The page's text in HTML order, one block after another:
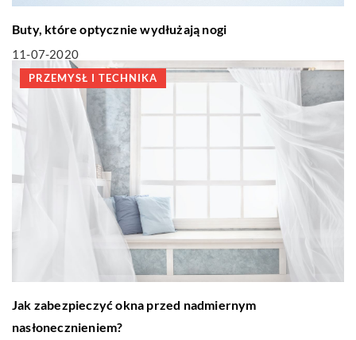
Buty, które optycznie wydłużają nogi
11-07-2020
PRZEMYSŁ I TECHNIKA
Jak zabezpieczyć okna przed nadmiernym
nasłonecznieniem?